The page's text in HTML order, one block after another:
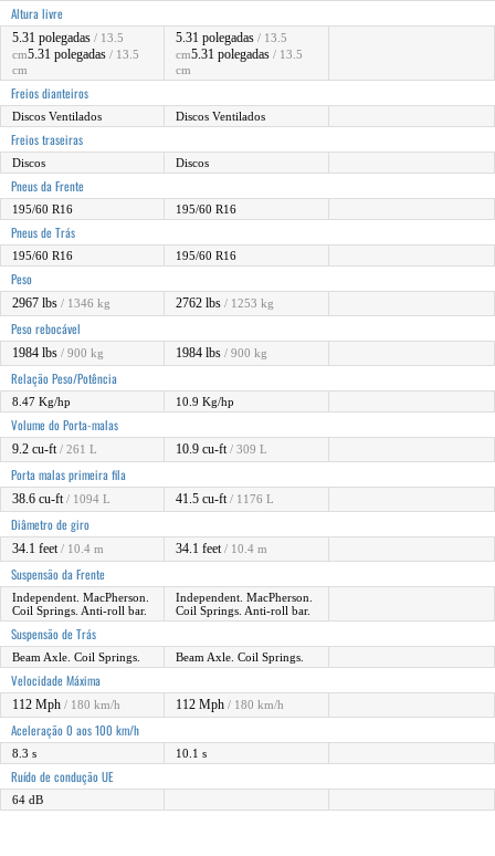
Altura livre
5.31 polegadas / 13.5
cm5.31 polegadas / 13.5
cm
5.31 polegadas / 13.5
cm5.31 polegadas / 13.5
cm
Freios dianteiros
Discos Ventilados Discos Ventilados
Freios traseiras
Discos Discos
Pneus da Frente
195/60 R16 195/60 R16
Pneus de Trás
195/60 R16 195/60 R16
Peso
2967 lbs / 1346 kg 2762 lbs / 1253 kg
Peso rebocável
1984 lbs / 900 kg 1984 lbs / 900 kg
Relação Peso/Potência
8.47 Kg/hp 10.9 Kg/hp
Volume do Porta-malas
9.2 cu-ft / 261 L 10.9 cu-ft / 309 L
Porta malas primeira fila
38.6 cu-ft / 1094 L 41.5 cu-ft / 1176 L
Diâmetro de giro
34.1 feet / 10.4 m 34.1 feet / 10.4 m
Suspensão da Frente
Independent. MacPherson.
Coil Springs. Anti-roll bar.
Independent. MacPherson.
Coil Springs. Anti-roll bar.
Suspensão de Trás
Beam Axle. Coil Springs. Beam Axle. Coil Springs.
Velocidade Máxima
112 Mph / 180 km/h 112 Mph / 180 km/h
Aceleração 0 aos 100 km/h
8.3 s 10.1 s
Ruído de condução UE
64 dB